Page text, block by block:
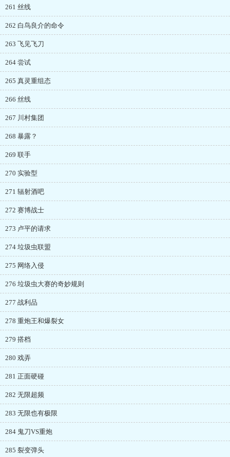
261 丝线
262 白鸟良介的命令
263 飞见飞刀
264 尝试
265 真灵重组态
266 丝线
267 川村集团
268 暴露？
269 联手
270 实验型
271 辐射酒吧
272 赛博战士
273 卢平的请求
274 垃圾虫联盟
275 网络入侵
276 垃圾虫大赛的奇妙规则
277 战利品
278 重炮王和爆裂女
279 搭档
280 戏弄
281 正面硬碰
282 无限超频
283 无限也有极限
284 鬼刀VS重炮
285 裂变弹头